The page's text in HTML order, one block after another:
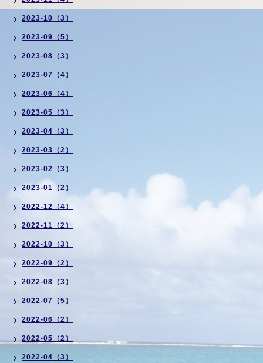
2023-10（3）
2023-09（5）
2023-08（3）
2023-07（4）
2023-06（4）
2023-05（3）
2023-04（3）
2023-03（2）
2023-02（3）
2023-01（2）
2022-12（4）
2022-11（2）
2022-10（3）
2022-09（2）
2022-08（3）
2022-07（5）
2022-06（2）
2022-05（2）
2022-04（3）